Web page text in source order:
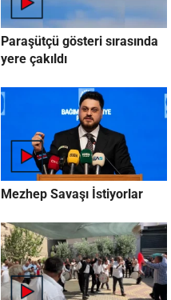
Paraşütçü gösteri sırasında
yere çakıldı
Mezhep Savaşı İstiyorlar